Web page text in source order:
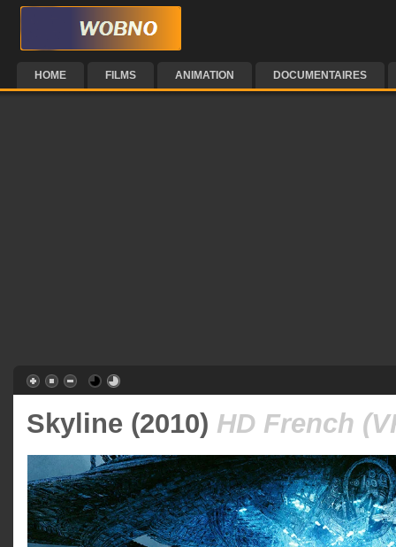
HOME FILMS ANIMATION DOCUMENTAIRES
Skyline (2010) HD French